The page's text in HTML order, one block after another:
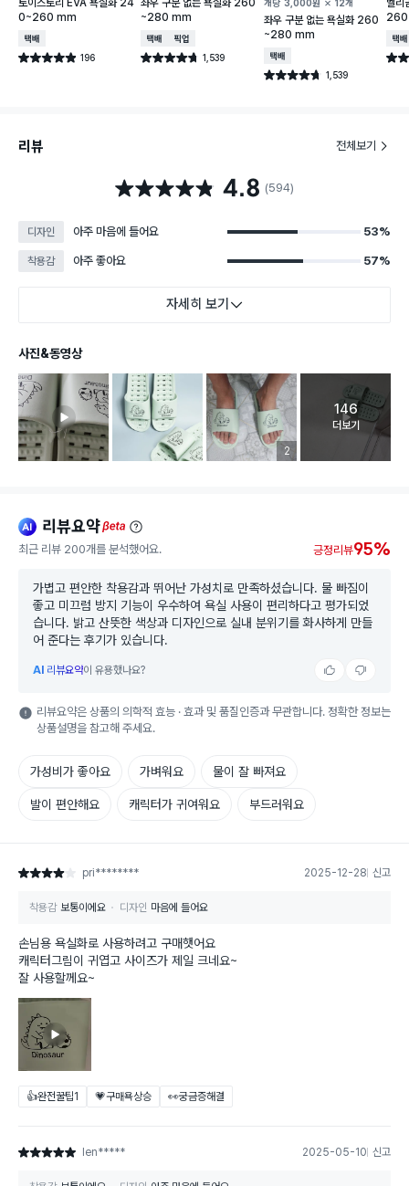
0~260 mm
택배배송
별점 4.9점 196
건 작성
~280 mm
택배배송매장픽업
별점 4.7점 1,539
건 작성
개당 3,000원 12개
좌우 구분 없는 욕실화 260
~280 mm
택배배송
별점 4.7점 1,539
건 작성
택배
별점
리뷰 전체보기
별점 4.8점 4.8 (594)
디자인 아주 마음에 들어요 53%
착용감 아주 좋아요 57%
자세히 보기
사진&동영상
리뷰 이미지 등록 개수
2
고객 리뷰
146
더보기
ai 리뷰요약beta
최근 리뷰 200개를 분석했어요. 긍정리뷰95%
가볍고 편안한 착용감과 뛰어난 가성치로 만족하셨습니다. 물 빠짐이
좋고 미끄럼 방지 기능이 우수하여 욕실 사용이 편리하다고 평가되었
습니다. 밝고 산뜻한 색상과 디자인으로 실내 분위기를 화사하게 만들
어 준다는 후기가 있습니다.
AI 리뷰요약이 유용했나요?
리뷰요약은 상품의 의학적 효능 · 효과 및 품질인증과 무관합니다. 정확한 정보는
상품설명을 참고해 주세요.
가성비가 좋아요 가벼워요 물이 잘 빠져요
발이 편안해요 캐릭터가 귀여워요 부드러워요
별점 4점 pri******** 2025-12-28 신고
착용감 보통이에요 디자인 마음에 들어요
손님용 욕실화로 사용하려고 구매햇어요
캐릭터그림이 귀엽고 사이즈가 제일 크네요~
잘 사용할께요~
👍완전꿀팁1 💗구매욕상승 👀궁금증해결
별점 5점 len***** 2025-05-10 신고